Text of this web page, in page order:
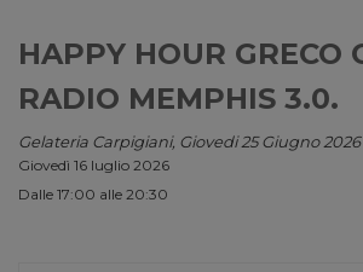
HAPPY HOUR GRECO
RADIO MEMPHIS 3.0.
Gelateria Carpigiani, Giovedi 25 Giugno 2026
Giovedì 16 luglio 2026
Dalle 17:00 alle 20:30